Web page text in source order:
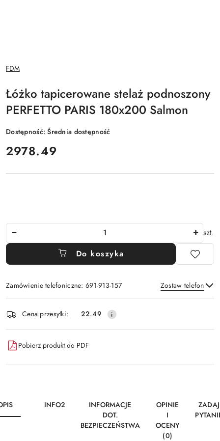
NAZWA
PRODUCENTA:
FDM
Łóżko tapicerowane stelaż podnoszony
PERFETTO PARIS 180x200 Salmon
Dostępność:Średnia dostępność
cena:
2978.49
szt.
Do koszyka
Zamówienie telefoniczne: 691-913-157 Zostaw telefon
Wyślij
Dostępność
i
dostawa
Cena przesyłki: 22.49
Pobierz produkt do PDF
INFO2
INFORMACJE
DOT.
BEZPIECZEŃSTWA
OPINIE
I
OCENY
(0)
ZADAJ